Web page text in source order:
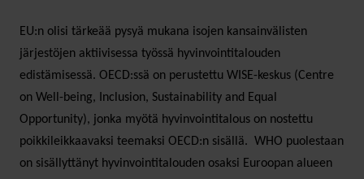
EU:n olisi tärkeää pysyä mukana isojen kansainvälisten
järjestöjen aktiivisessa työssä hyvinvointitalouden
edistämisessä. OECD:ssä on perustettu WISE-keskus (Centre
on Well-being, Inclusion, Sustainability and Equal
Opportunity), jonka myötä hyvinvointitalous on nostettu
poikkileikkaavaksi teemaksi OECD:n sisällä. WHO puolestaan
on sisällyttänyt hyvinvointitalouden osaksi Euroopan alueen